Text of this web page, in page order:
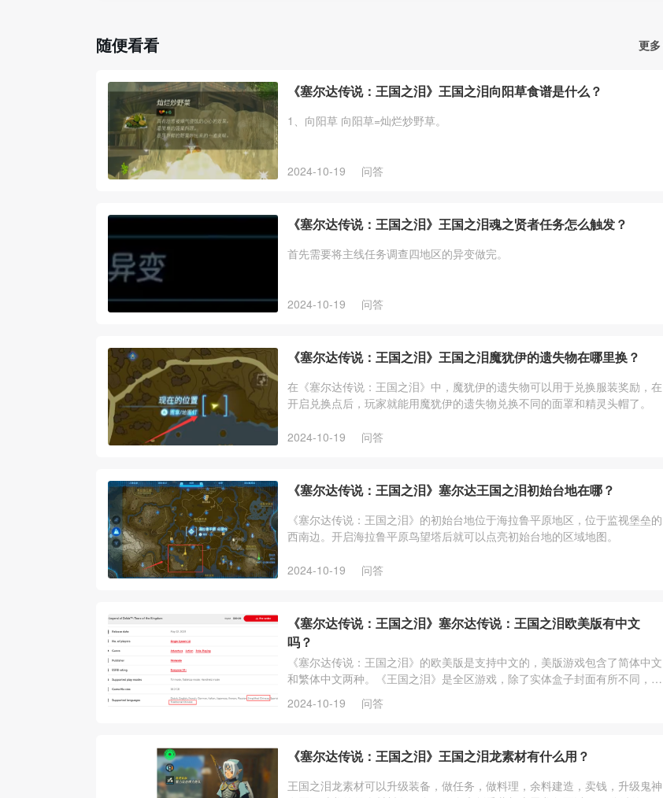
随便看看 更多
《塞尔达传说：王国之泪》王国之泪向阳草食谱是什么？
1、向阳草 向阳草=灿烂炒野草。
2024-10-19 问答
《塞尔达传说：王国之泪》王国之泪魂之贤者任务怎么触发？
首先需要将主线任务调查四地区的异变做完。
2024-10-19 问答
《塞尔达传说：王国之泪》王国之泪魔犹伊的遗失物在哪里换？
在《塞尔达传说：王国之泪》中，魔犹伊的遗失物可以用于兑换服装奖励，在
开启兑换点后，玩家就能用魔犹伊的遗失物兑换不同的面罩和精灵头帽了。
2024-10-19 问答
《塞尔达传说：王国之泪》塞尔达王国之泪初始台地在哪？
《塞尔达传说：王国之泪》的初始台地位于海拉鲁平原地区，位于监视堡垒的
西南边。开启海拉鲁平原鸟望塔后就可以点亮初始台地的区域地图。
2024-10-19 问答
《塞尔达传说：王国之泪》塞尔达传说：王国之泪欧美版有中文
吗？
《塞尔达传说：王国之泪》的欧美版是支持中文的，美版游戏包含了简体中文
和繁体中文两种。《王国之泪》是全区游戏，除了实体盒子封面有所不同，游
戏内容都是一样的，任意版本都支持中文。
2024-10-19 问答
《塞尔达传说：王国之泪》王国之泪龙素材有什么用？
王国之泪龙素材可以升级装备，做任务，做料理，余料建造，卖钱，升级鬼神